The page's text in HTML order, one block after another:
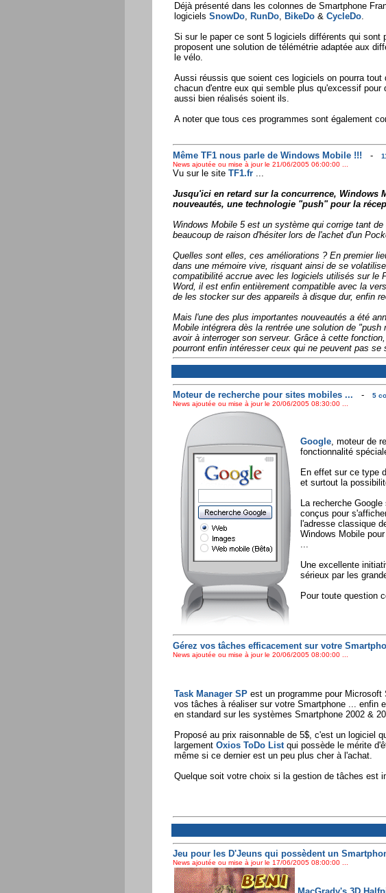
Déjà présenté dans les colonnes de Smartphone
logiciels SnowDo, RunDo, BikeDo& CycleDo.
Si sur le paper ce sont 5 logiciels différents qui
proposent une solution de télémétrie adaptée aux
le vélo.
Aussi réussis que soient ces logiciels on pourra
chacun d'entre eux qui semble plus qu'excessif
aussi bien réalisés soient ils.
A noter que tous ces programmes sont également
Même TF1 nous parle de Windows Mobile !!! -
News ajoutée ou mise à jour le 21/06/2005 06:00:00 ...
Vu sur le site TF1.fr...
Jusqu'ici en retard sur la concurrence, Windows
nouveautés, une technologie "push" pour la
Windows Mobile 5 est un système qui corrige tant
beaucoup de raison d'hésiter lors de l'achet d'un
Quelles sont elles, ces améliorations ? En premier
dans une mémoire vive, risquant ainsi de se
compatibilité accrue avec les logiciels utilisés sur le
Word, il est enfin entièrement compatible avec la
de les stocker sur des appareils à disque dur, enfin
Mais l'une des plus importantes nouveautés a été
Mobile intégrera dès la rentrée une solution de
avoir à interroger son serveur. Grâce à cette
pourront enfin intéresser ceux qui ne peuvent pas se
Moteur de recherche pour sites mobiles ... -
5
News ajoutée ou mise à jour le 20/06/2005 08:30:00 ...
Google, moteur de
fonctionnalité
En effet sur ce type
et surtout la
La recherche
conçus pour
l'adresse classique
Windows Mobile
...
Une excellente
sérieux par les
Pour toute question
Gérez vos tâches efficacement sur votre
News ajoutée ou mise à jour le 20/06/2005 08:00:00 ...
Task Manager SPest un programme pour Microsoft
vos tâches à réaliser sur votre Smartphone ... enfin
en standard sur les systèmes Smartphone 2002 &
Proposé au prix raisonnable de 5$, c'est un logiciel
largement Oxios ToDo Listqui possède le mérite
même si ce dernier est un peu plus cher à l'achat.
Quelque soit votre choix si la gestion de tâches est
Jeu pour les D'Jeuns qui possèdent un
News ajoutée ou mise à jour le 17/06/2005 08:00:00 ...